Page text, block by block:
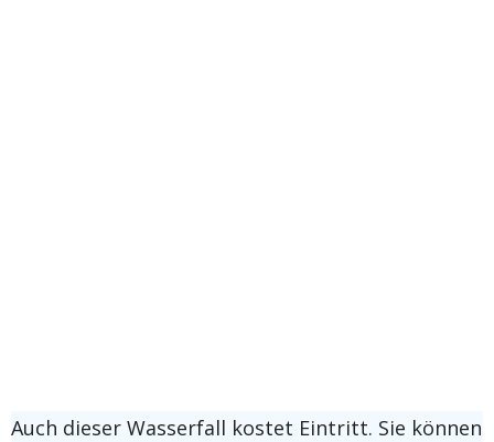
Auch dieser Wasserfall kostet Eintritt. Sie können